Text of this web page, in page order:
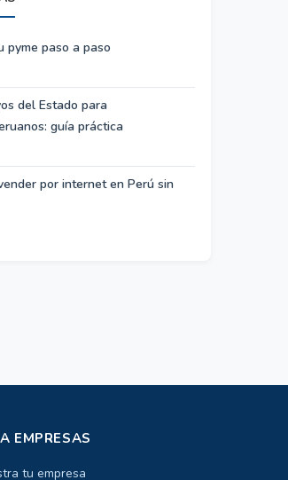
pyme paso a paso
del Estado para
guía práctica
por internet en Perú sin
EMPRESAS
tu empresa